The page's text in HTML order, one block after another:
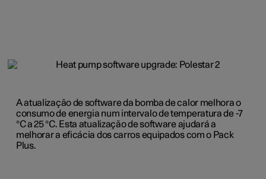
A atualização de software da bomba de calor melhora o
consumo de energia num intervalo de temperatura de -7
°C a 25 °C. Esta atualização de software ajudará a
melhorar a eficácia dos carros equipados com o Pack
Plus.